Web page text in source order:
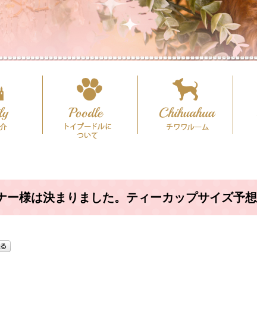
ー様は決まりました。ティーカップサイズ予想